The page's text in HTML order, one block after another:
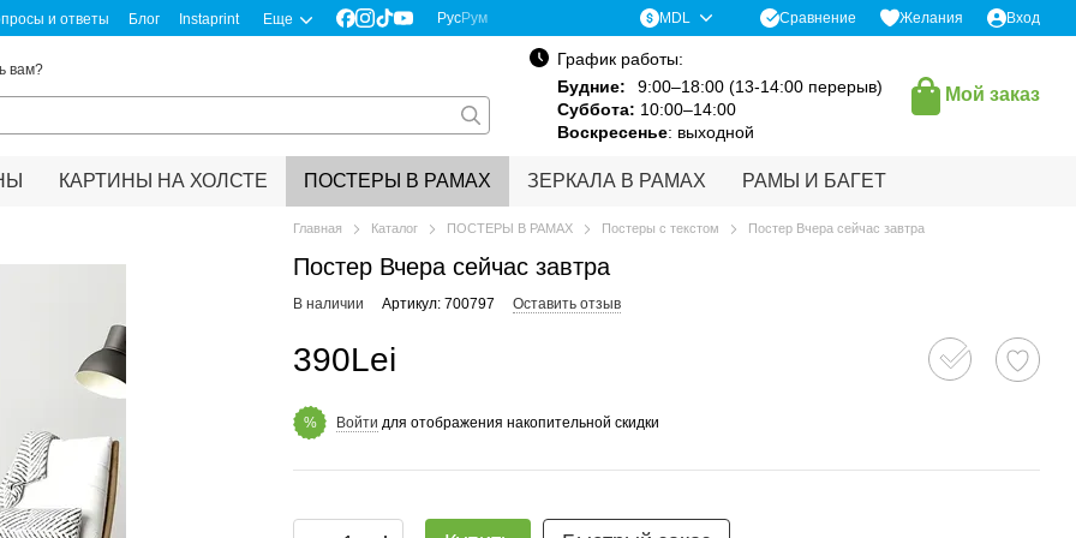
и ответы Блог Instaprint Еще РусРум MDL Сравнение Желания Вход
вам?
График работы:
Будние:
9:00–18:00 (13-14:00 перерыв)
Суббота: 10:00–14:00
Воскресенье: выходной
Мой заказ
КАРТИНЫ НА ХОЛСТЕ ПОСТЕРЫ В РАМАХ ЗЕРКАЛА В РАМАХ РАМЫ И БАГЕТ
Главная Каталог ПОСТЕРЫ В РАМАХ Постеры с текстом Постер Вчера сейчас завтра
Постер Вчера сейчас завтра
В наличии Артикул: 700797 Оставить отзыв
390Lei
% Войти для отображения накопительной скидки